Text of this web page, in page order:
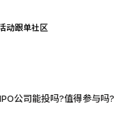
动跟单社区
公司能投吗?值得参与吗?